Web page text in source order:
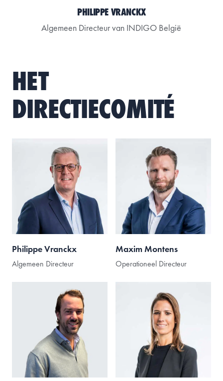
PHILIPPE VRANCKX
Algemeen Directeur van INDIGO België
HET
DIRECTIECOMITÉ
Philippe Vranckx
Algemeen Directeur
Maxim Montens
Operationeel Directeur